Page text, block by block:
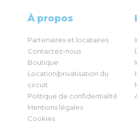
À propos
Partenaires et locataires
Contactez-nous
Boutique
Location/privatisation du
circuit
Politique de confidentialité
Mentions légales
Cookies